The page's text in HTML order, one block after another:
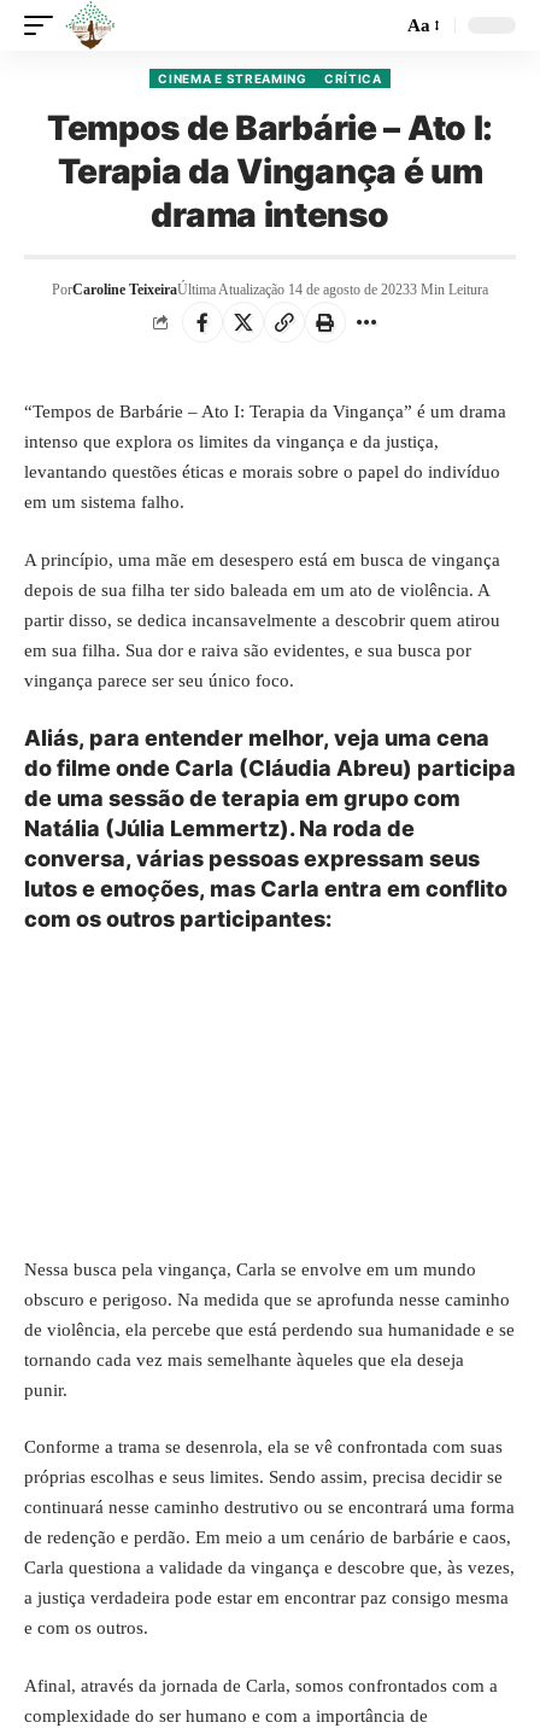
Aa
CINEMA E STREAMING CRÍTICA
Tempos de Barbárie – Ato I:
Terapia da Vingança é um
drama intenso
PorCaroline TeixeiraÚltima Atualização 14 de agosto de 20233 Min Leitura
“Tempos de Barbárie – Ato I: Terapia da Vingança” é um drama
intenso que explora os limites da vingança e da justiça,
levantando questões éticas e morais sobre o papel do indivíduo
em um sistema falho.
A princípio, uma mãe em desespero está em busca de vingança
depois de sua filha ter sido baleada em um ato de violência. A
partir disso, se dedica incansavelmente a descobrir quem atirou
em sua filha. Sua dor e raiva são evidentes, e sua busca por
vingança parece ser seu único foco.
Aliás, para entender melhor, veja uma cena
do filme onde Carla (Cláudia Abreu) participa
de uma sessão de terapia em grupo com
Natália (Júlia Lemmertz). Na roda de
conversa, várias pessoas expressam seus
lutos e emoções, mas Carla entra em conflito
com os outros participantes:
Nessa busca pela vingança, Carla se envolve em um mundo
obscuro e perigoso. Na medida que se aprofunda nesse caminho
de violência, ela percebe que está perdendo sua humanidade e se
tornando cada vez mais semelhante àqueles que ela deseja
punir.
Conforme a trama se desenrola, ela se vê confrontada com suas
próprias escolhas e seus limites. Sendo assim, precisa decidir se
continuará nesse caminho destrutivo ou se encontrará uma forma
de redenção e perdão. Em meio a um cenário de barbárie e caos,
Carla questiona a validade da vingança e descobre que, às vezes,
a justiça verdadeira pode estar em encontrar paz consigo mesma
e com os outros.
Afinal, através da jornada de Carla, somos confrontados com a
complexidade do ser humano e com a importância de